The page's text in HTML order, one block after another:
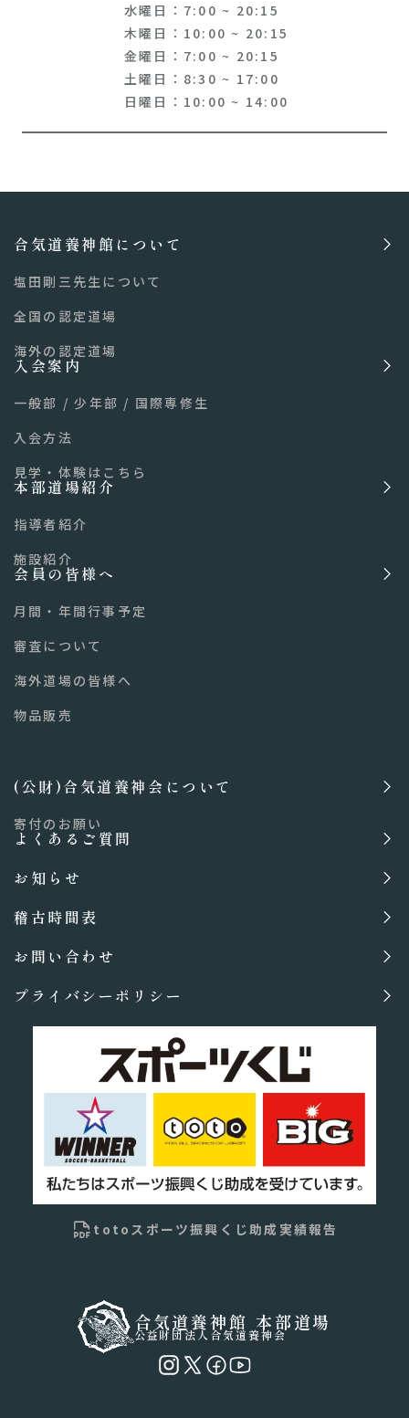
水曜日：7:00 ~ 20:15
木曜日：10:00 ~ 20:15
金曜日：7:00 ~ 20:15
土曜日：8:30 ~ 17:00
日曜日：10:00 ~ 14:00
合気道養神館について
塩田剛三先生について
全国の認定道場
海外の認定道場
入会案内
一般部 /少年部 / 国際専修生
入会方法
見学・体験はこちら
本部道場紹介
指導者紹介
施設紹介
会員の皆様へ
月間・年間行事予定
審査について
海外道場の皆様へ
物品販売
(公財)合気道養神会について
寄付のお願い
よくあるご質問
お知らせ
稽古時間表
お問い合わせ
プライバシーポリシー
totoスポーツ振興くじ助成実績報告
合気道養神館 本部道場
公益財団法人合気道養神会